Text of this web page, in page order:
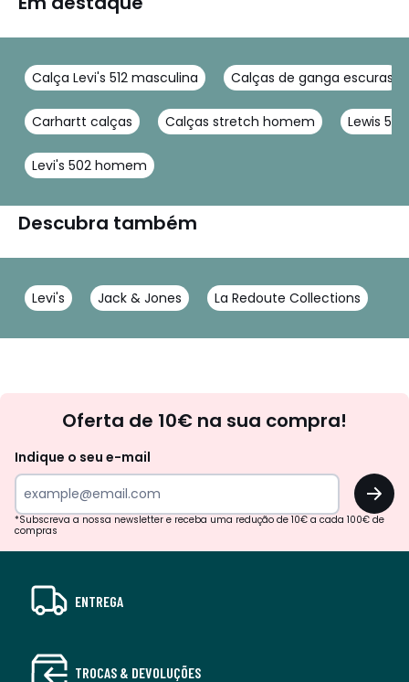
Calça Levi's 512 masculina Calças de ganga escuras
Carhartt calças Calças stretch homem Lewis 511
Levi's 502 homem
Descubra também
Levi's Jack & Jones La Redoute Collections
Oferta de 10€ na sua compra!
Indique o seu e-mail
OK
*Subscreva a nossa newsletter e receba uma redução de 10€ a cada 100€ de
compras
ENTREGA
TROCAS & DEVOLUÇÕES